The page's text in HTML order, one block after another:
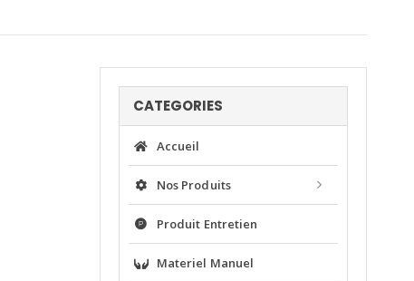
CATEGORIES
Accueil
Nos Produits
Produit Entretien
Materiel Manuel